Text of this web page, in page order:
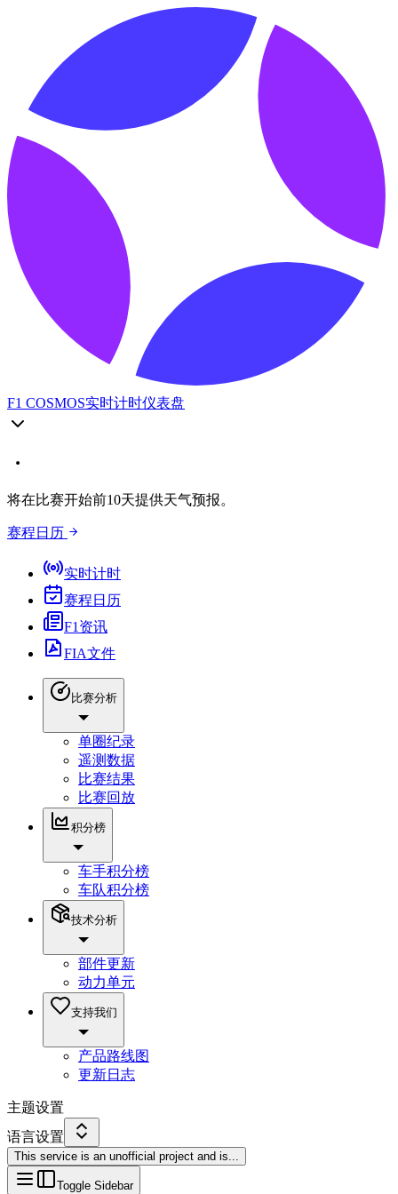
F1 COSMOS实时计时仪表盘
将在比赛开始前10天提供天气预报。
赛程日历
实时计时
赛程日历
F1资讯
FIA文件
比赛分析
单圈纪录
遥测数据
比赛结果
比赛回放
积分榜
车手积分榜
车队积分榜
技术分析
部件更新
动力单元
支持我们
产品路线图
更新日志
主题设置
语言设置
This service is an unofficial project and is...
Toggle Sidebar